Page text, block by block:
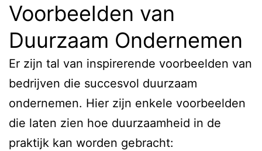
Voorbeelden van
Duurzaam Ondernemen
Er zijn tal van inspirerende voorbeelden van
bedrijven die succesvol duurzaam
ondernemen. Hier zijn enkele voorbeelden
die laten zien hoe duurzaamheid in de
praktijk kan worden gebracht: